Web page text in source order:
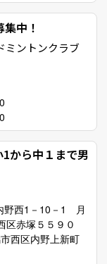
中！
ミントンクラブ
から中１まで男
野西1－10－1 月
区赤塚５５９０
西区内野上新町